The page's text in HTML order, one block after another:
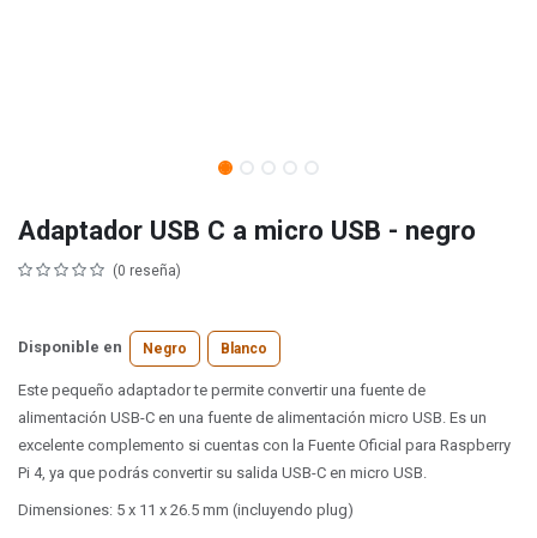
Adaptador USB C a micro USB - negro
(0 reseña)
Disponible en Negro Blanco
Este pequeño adaptador te permite convertir una fuente de
alimentación USB-C en una fuente de alimentación micro USB. Es un
excelente complemento si cuentas con la Fuente Oficial para Raspberry
Pi 4, ya que podrás convertir su salida USB-C en micro USB.
Dimensiones: 5 x 11 x 26.5 mm (incluyendo plug)